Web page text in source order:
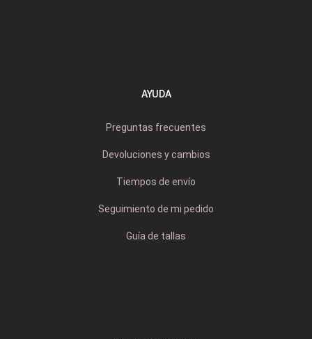
AYUDA
Preguntas frecuentes
Devoluciones y cambios
Tiempos de envío
Seguimiento de mi pedido
Guía de tallas